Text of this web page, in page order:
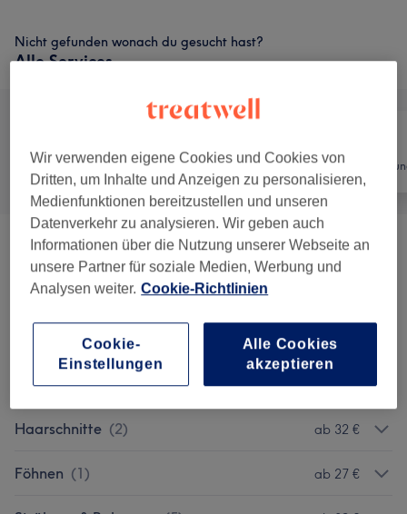
Nicht gefunden wonach du gesucht hast?
Alle Services
Alle Friseur
Herrenhaarschnitte (4) ab 23 €
Colorationen & Haarfarbe (5)
Haarkuren & -pflege ab 10 €
Bartpflege (2) ab 11 €
Haarschnitte (2) ab 32 €
Föhnen (1) ab 27 €
Wir verwenden eigene Cookies und Cookies von
Dritten, um Inhalte und Anzeigen zu personalisieren,
Medienfunktionen bereitzustellen und unseren
Datenverkehr zu analysieren. Wir geben auch
Informationen über die Nutzung unserer Webseite an
unsere Partner für soziale Medien, Werbung und
Analysen weiter. Cookie-Richtlinien
Cookie-
Einstellungen
Alle Cookies
akzeptieren